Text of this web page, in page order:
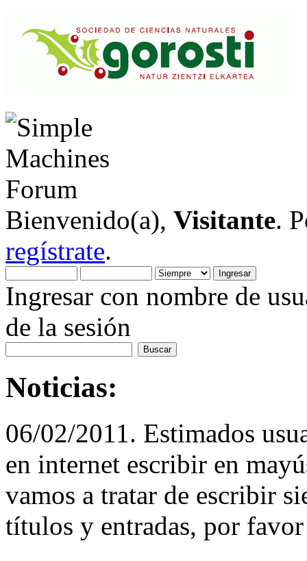
Bienvenido(a), Visitante.
regístrate.
Ingresar con nombre de
de la sesión
Noticias:
06/02/2011. Estimados
en internet escribir en
vamos a tratar de escribir
títulos y entradas, por